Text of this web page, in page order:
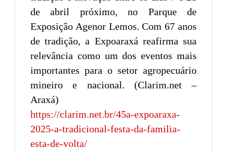
de abril próximo, no Parque de
Exposição Agenor Lemos. Com 67 anos
de tradição, a Expoaraxá reafirma sua
relevância como um dos eventos mais
importantes para o setor agropecuário
mineiro e nacional. (Clarim.net –
Araxá)
https://clarim.net.br/45a-expoaraxa-
2025-a-tradicional-festa-da-familia-
esta-de-volta/